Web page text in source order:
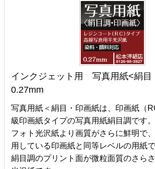
インクジェット用 写真用紙<絹目
0.27mm
写真用紙＜絹目・印画紙は、印画紙（
級印画紙タイプの写真用紙絹目調です。
フォト光沢紙より画質がさらに鮮明で
用している印画紙と同等レベルの用紙で
絹目調のプリント面が微粒面質のさら